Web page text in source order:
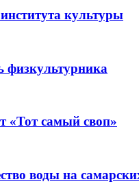
культуры
физкультурника
«Тот самый своп»
воды на